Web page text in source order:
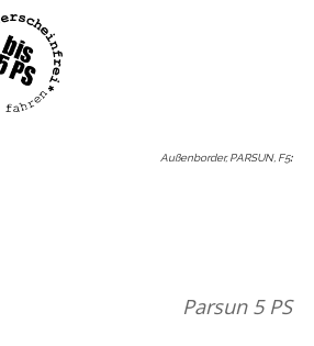
Außenborder, PARSUN, F5:
Parsun 5 PS